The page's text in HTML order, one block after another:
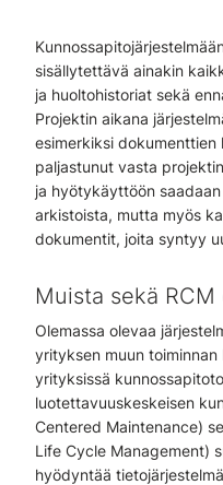
sisällytettävä ainakin
ja huoltohistoriat sekä
Projektin aikana
esimerkiksi dokumenttien
paljastunut vasta
ja hyötykäyttöön
arkistoista, mutta myös
dokumentit, joita syntyy
Muista sekä RCM
Olemassa olevaa
yrityksen muun toiminnan
yrityksissä
luotettavuuskeskeisen
Centered Maintenance)
Life Cycle Management)
hyödyntää